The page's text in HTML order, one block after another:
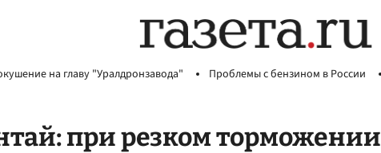
на главу "Уралдронзавода" Проблемы с бензином в России
при резком торможении